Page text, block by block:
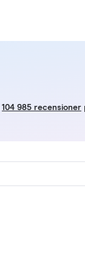
104 985 recensioner